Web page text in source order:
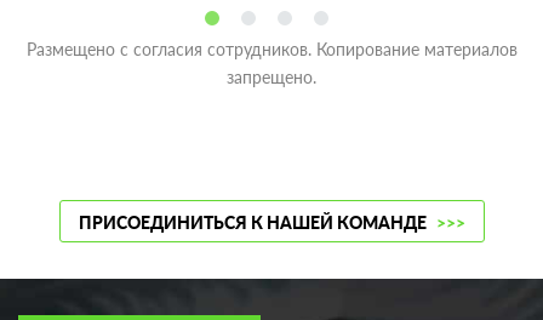
Размещено с согласия сотрудников. Копирование материалов
запрещено.
ПРИСОЕДИНИТЬСЯ К НАШЕЙ КОМАНДЕ >>>